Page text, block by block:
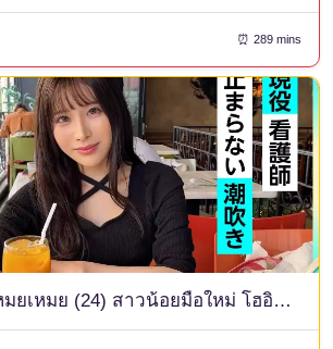
⏰ 289 mins
420ERK-058 เหมยเหมย (24) สาวน้อยมือใหม่ โฮอิโฮอิ, เอโรคุง, สาวน้อยมือใหม่, เรียบร้อย, สาวสวย, พยาบาล, จิ๋มโกน, โชว์หน้า, คอสเพลย์, กอนโซ